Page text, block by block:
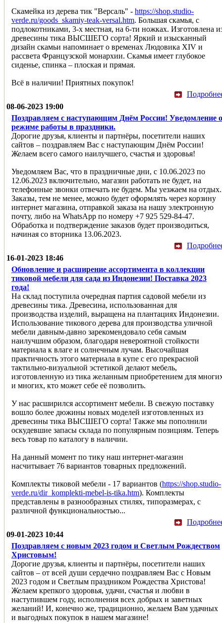
Скамейка из дерева тик "Версаль" - https://shop.studio-
verde.ru/goods_skamiy-teak-versal.htm. Большая скамья, с
подлокотниками, 3-х местная, на 6-ти ножках. Изготовлена
древесины тика ВЫСШЕГО сорта! Яркий и изысканный
дизайн скамьи напоминает о временах Людовика XIV и
рассвета Французской монархии. Скамья имеет глубокое
сиденье, спинка – плоская и прямая.
Всё в наличии! Приятных покупок!
08-06-2023 19:00
Поздравляем с наступающим Днём России! Уведомление о
режиме работы в праздники.
Дорогие друзья, клиенты и партнёры, посетители наших
сайтов – поздравляем Вас с наступающим Днём России!
Желаем всего самого наилучшего, счастья и здоровья!
Уведомляем Ваc, что в праздничные дни, с 10.06.2023 по
12.06.2023 включительно, магазин работать не будет, на
телефонные звонки отвечать не будем. Мы уезжаем на отдых.
Заказы, тем не менее, можно будет оформлять через корзину
интернет магазина, отправкой заказа на нашу электронную
почту, либо на WhatsApp по номеру +7 925 529-84-47.
Обработка и подтверждение заказов будет производиться,
начиная со вторника 13.06.2023.
16-01-2023 18:46
Обновление и расширение ассортимента в коллекции
тиковой мебели для сада из Индонезии! Поставка 2023
года!
На склад поступила очередная партия садовой мебели из
древесины тика. Древесина, использованная для
производства изделий, выращена на плантациях Индонезии.
Использование тикового дерева для производства уличной
мебели давным-давно зарекомендовало себя самым
наилучшим образом, благодаря невероятной стойкости
материала к влаге и солнечным лучам. Высочайшая
практичность этого материала в купе с его прекрасной
тактильно-визуальной эстетикой делают мебель,
изготовленную из тика желанным приобретением для
и многих, кто может себе её позволить.
У нас расширился ассортимент мебели. В свежую поставку
вошло более дюжины новых моделей изготовленных из
древесины тика ВЫСШЕГО сорта! Также мы пополнили
оскудевшие запасы склада по популярным позициям. Теперь
весь товар по каталогу в наличии.
На данный момент по тику наш интернет-магазин
насчитывает 76 вариантов товарных предложений.
Комплекты тиковой мебели - 17 вариантов (https://shop.studio-
verde.ru/dir_komplekti-mebel-is-tika.htm). Комплекты
представлены в разнообразных стилях, типоразмерах, с
различной функциональностью...
09-01-2023 10:44
Поздравляем с новым 2023 годом и Светлым Рождеством
Христовым!
Дорогие друзья, клиенты и партнёры, посетители наших
сайтов – от всей души сердечно поздравляем Вас с Новым
2023 годом и Светлым праздником Рождества Христова!
Желаем крепкого здоровья, удачи, счастья и любви в
наступившем году, исполнения всех добрых и заветных
желаний! И, конечно же, традиционно, желаем Вам удачных
и выгодных покупок в нашем магазине!